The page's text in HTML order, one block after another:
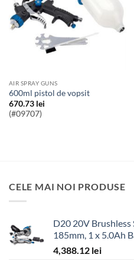
AIR SPRAY GUNS
600ml pistol de vopsit
670.73 lei
(#09707)
CELE MAI NOI PRODUSE
D20 20V Brushless
185mm, 1 x 5.0Ah
4,388.12 lei